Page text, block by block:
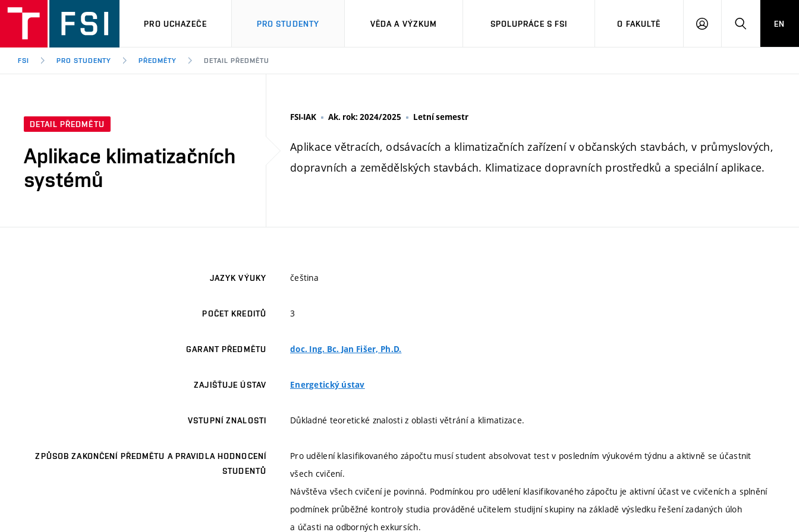
PRO UCHAZEČE PRO STUDENTY VĚDA A VÝZKUM SPOLUPRÁCE S FSI O FAKULTĚ
PŘIHLÁŠENÍHLEDAT
EN
FSI PRO STUDENTY PŘEDMĚTY DETAIL PŘEDMĚTU
DETAIL PŘEDMĚTU
Aplikace klimatizačních
systémů
FSI-IAK Ak. rok: 2024/2025 Letní semestr
Aplikace větracích, odsávacích a klimatizačních zařízení v občanských stavbách, v průmyslových,
dopravních a zemědělských stavbách. Klimatizace dopravních prostředků a speciální aplikace.
JAZYK VÝUKY čeština
POČET KREDITŮ 3
GARANT PŘEDMĚTU doc. Ing. Bc. Jan Fišer, Ph.D.
ZAJIŠŤUJE ÚSTAV Energetický ústav
VSTUPNÍ ZNALOSTI Důkladné teoretické znalosti z oblasti větrání a klimatizace.
ZPŮSOB ZAKONČENÍ PŘEDMĚTU A PRAVIDLA HODNOCENÍ
STUDENTŮ
Pro udělení klasifikovaného zápočtu musí student absolvovat test v posledním výukovém týdnu a aktivně se účastnit
všech cvičení.
Návštěva všech cvičení je povinná. Podmínkou pro udělení klasifikovaného zápočtu je aktivní účast ve cvičeních a splnění
podmínek průběžné kontroly studia prováděné učitelem studijní skupiny na základě výsledku řešení zadaných úloh
a účasti na odborných exkursích.